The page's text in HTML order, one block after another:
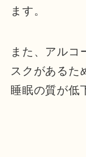
ます。
また、アルコ
スクがあるた
睡眠の質が低